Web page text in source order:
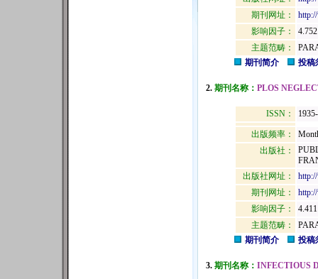
期刊网址：
影响因子：
4.752
主题范畴：
期刊简介
投稿
2. 期刊名称： PLOS
ISSN：
出版频率：
出版社：
出版社网址：
期刊网址：
影响因子：
4.411
主题范畴：
期刊简介
投稿
3. 期刊名称： INFECTIOUS